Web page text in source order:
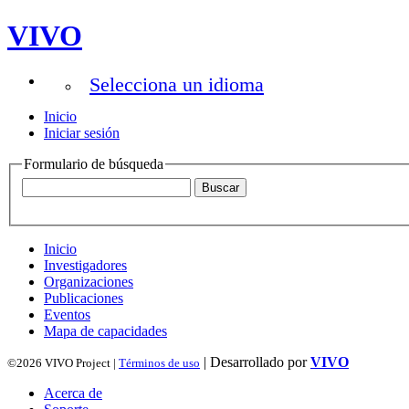
VIVO
Selecciona un idioma
Inicio
Iniciar sesión
Formulario de búsqueda
Inicio
Investigadores
Organizaciones
Publicaciones
Eventos
Mapa de capacidades
©2026 VIVO Project | Términos de uso | Desarrollado porVIVO
Acerca de